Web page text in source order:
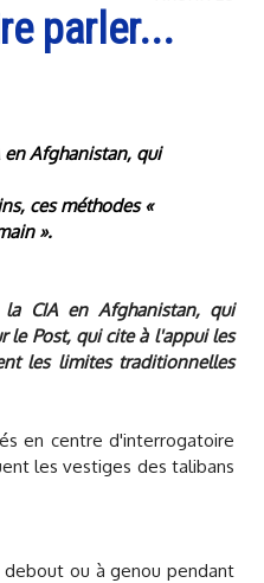
parler...
Afghanistan, qui
ces méthodes «
».
CIA en Afghanistan, qui
le Post, qui cite à l'appui les
les limites traditionnelles
en centre d'interrogatoire
les vestiges des talibans
ou à genou pendant